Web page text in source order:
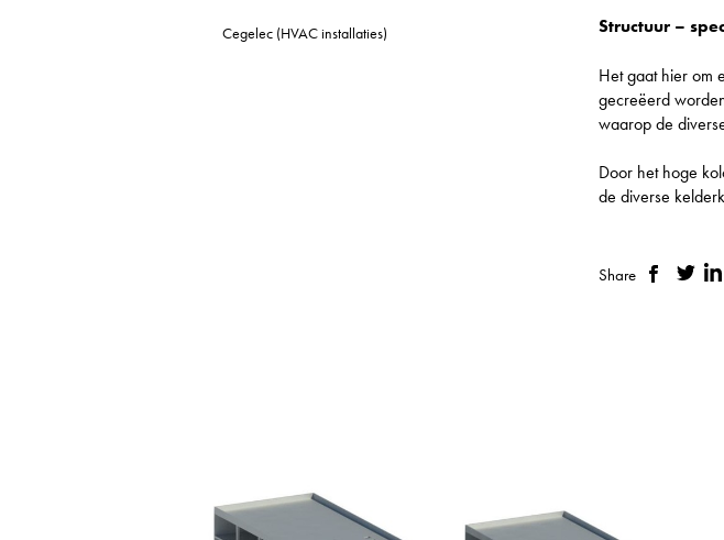
Cegelec (HVAC installaties) Structuur –
Het gaat hier om
gecreëerd
waarop de
Door het hoge
de diverse
Share